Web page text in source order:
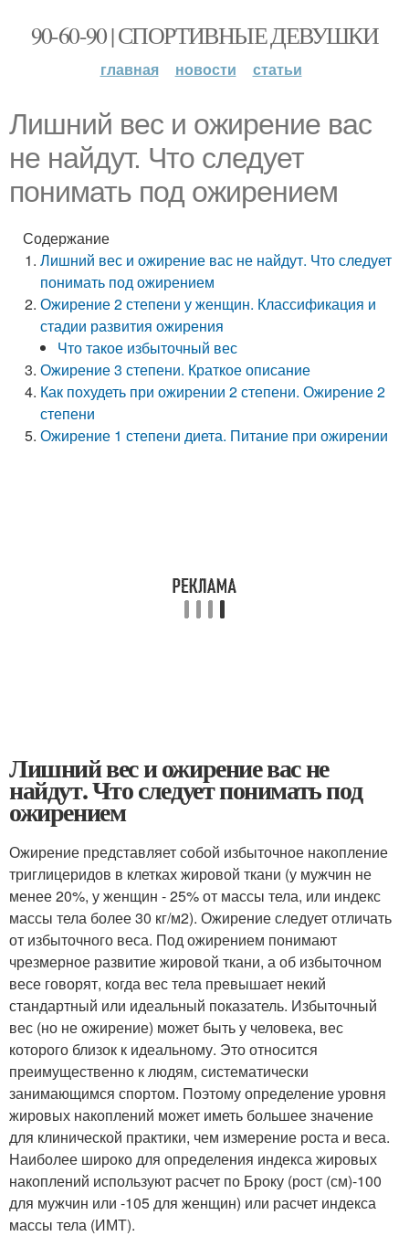
90-60-90 | СПОРТИВНЫЕ ДЕВУШКИ
главная новости статьи
Лишний вес и ожирение вас
не найдут. Что следует
понимать под ожирением
Содержание
Лишний вес и ожирение вас не найдут. Что следует
понимать под ожирением
Ожирение 2 степени у женщин. Классификация и
стадии развития ожирения
Что такое избыточный вес
Ожирение 3 степени. Краткое описание
Как похудеть при ожирении 2 степени. Ожирение 2
степени
Ожирение 1 степени диета. Питание при ожирении
Лишний вес и ожирение вас не
найдут. Что следует понимать под
ожирением
Ожирение представляет собой избыточное накопление
триглицеридов в клетках жировой ткани (у мужчин не
менее 20%, у женщин - 25% от массы тела, или индекс
массы тела более 30 кг/м2). Ожирение следует отличать
от избыточного веса. Под ожирением понимают
чрезмерное развитие жировой ткани, а об избыточном
весе говорят, когда вес тела превышает некий
стандартный или идеальный показатель. Избыточный
вес (но не ожирение) может быть у человека, вес
которого близок к идеальному. Это относится
преимущественно к людям, систематически
занимающимся спортом. Поэтому определение уровня
жировых накоплений может иметь большее значение
для клинической практики, чем измерение роста и веса.
Наиболее широко для определения индекса жировых
накоплений используют расчет по Броку (рост (см)-100
для мужчин или -105 для женщин) или расчет индекса
массы тела (ИМТ).